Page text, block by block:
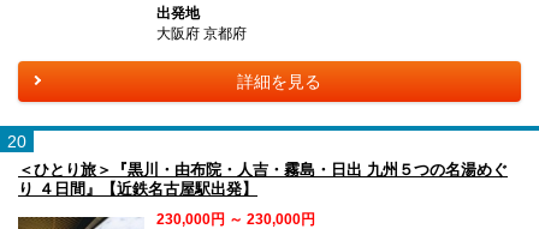
出発地
大阪府 京都府
詳細を見る
20
＜ひとり旅＞『黒川・由布院・人吉・霧島・日出 九州５つの名湯めぐ
り ４日間』【近鉄名古屋駅出発】
230,000円 ～ 230,000円